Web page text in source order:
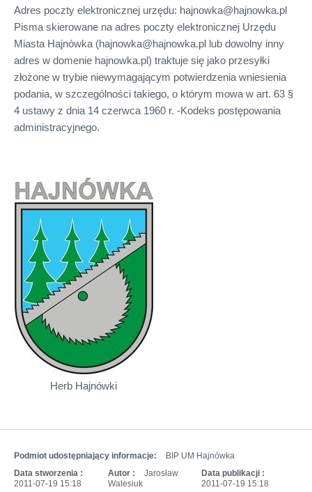
Adres poczty elektronicznej urzędu: hajnowka@hajnowka.pl
Pisma skierowane na adres poczty elektronicznej Urzędu
Miasta Hajnówka (hajnowka@hajnowka.pl lub dowolny inny
adres w domenie hajnowka.pl) traktuje się jako przesyłki
złożone w trybie niewymagającym potwierdzenia wniesienia
podania, w szczególności takiego, o którym mowa w art. 63 §
4 ustawy z dnia 14 czerwca 1960 r. -Kodeks postępowania
administracyjnego.
Herb Hajnówki
Podmiot udostępniający informacje:
BIP UM Hajnówka
Data stworzenia :
2011-07-19 15:18
Autor :
Jarosław
Walesiuk
Data publikacji :
2011-07-19 15:18